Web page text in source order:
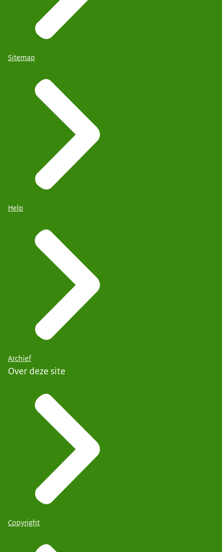
Sitemap
Help
Archief
Over deze site
Copyright